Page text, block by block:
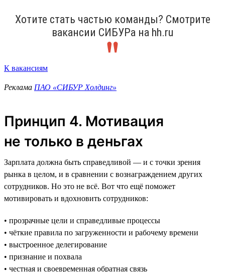
Хотите стать частью команды? Смотрите
вакансии СИБУРа на hh.ru
К вакансиям
Реклама ПАО «СИБУР Холдинг»
Принцип 4. Мотивация
не только в деньгах
Зарплата должна быть справедливой — и с точки зрения
рынка в целом, и в сравнении с вознаграждением других
сотрудников. Но это не всё. Вот что ещё поможет
мотивировать и вдохновить сотрудников:
• прозрачные цели и справедливые процессы
• чёткие правила по загруженности и рабочему времени
• выстроенное делегирование
• признание и похвала
• честная и своевременная обратная связь